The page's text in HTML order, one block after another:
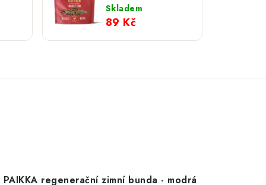
200 g NEW
Skladem
89 Kč
PAIKKA regenerační zimní bunda - modrá